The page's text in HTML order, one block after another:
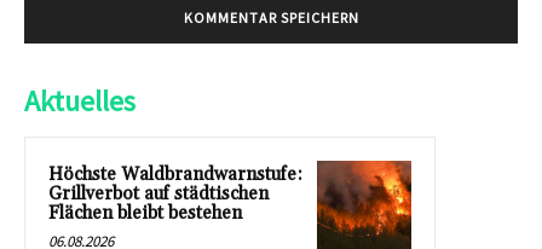
Aktuelles
Höchste Waldbrandwarnstufe:
Grillverbot auf städtischen
Flächen bleibt bestehen
06.08.2026